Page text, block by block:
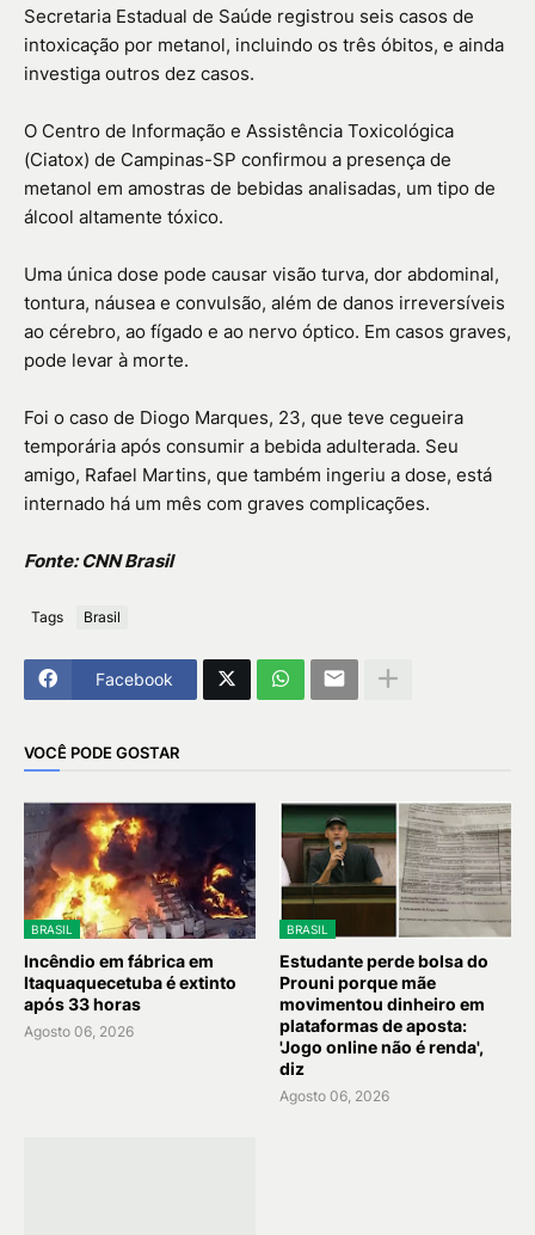
Secretaria Estadual de Saúde registrou seis casos de
intoxicação por metanol, incluindo os três óbitos, e ainda
investiga outros dez casos.
O Centro de Informação e Assistência Toxicológica
(Ciatox) de Campinas-SP confirmou a presença de
metanol em amostras de bebidas analisadas, um tipo de
álcool altamente tóxico.
Uma única dose pode causar visão turva, dor abdominal,
tontura, náusea e convulsão, além de danos irreversíveis
ao cérebro, ao fígado e ao nervo óptico. Em casos graves,
pode levar à morte.
Foi o caso de Diogo Marques, 23, que teve cegueira
temporária após consumir a bebida adulterada. Seu
amigo, Rafael Martins, que também ingeriu a dose, está
internado há um mês com graves complicações.
Fonte: CNN Brasil
Tags Brasil
Facebook
VOCÊ PODE GOSTAR
BRASIL
Incêndio em fábrica em
Itaquaquecetuba é extinto
após 33 horas
Agosto 06, 2026
BRASIL
Estudante perde bolsa do
Prouni porque mãe
movimentou dinheiro em
plataformas de aposta:
'Jogo online não é renda',
diz
Agosto 06, 2026